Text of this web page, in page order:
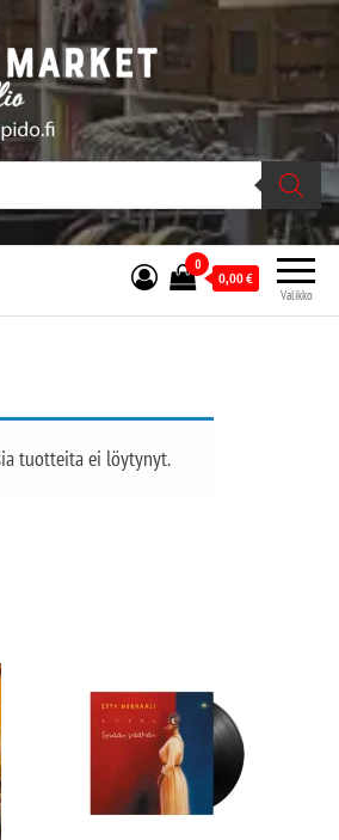
verkossa ja kivijalassa
Stupido Market on vaihtoehtomusaan
erikoistunut verkko- sekä
kivijalkakauppa Helsingissä Kallion
sydämessä.
Valikko
0
0,00€
tuotteita ei löytynyt.